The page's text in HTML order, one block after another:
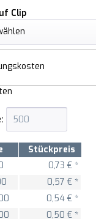
Clip
Stückpreis
0,73 € *
0,57 € *
0,54 € *
0,50 € *